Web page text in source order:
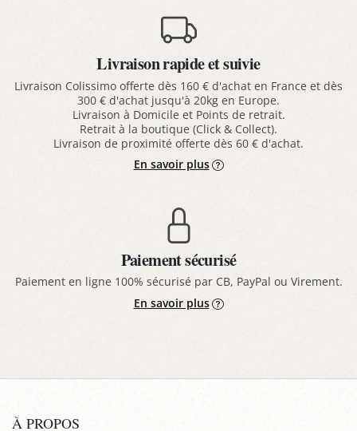
Livraison rapide et suivie
Livraison Colissimo offerte dès 160 € d'achat en France et dès
300 € d'achat jusqu'à 20kg en Europe.
Livraison à Domicile et Points de retrait.
Retrait à la boutique (Click & Collect).
Livraison de proximité offerte dès 60 € d'achat.
En savoir plus
Paiement sécurisé
Paiement en ligne 100% sécurisé par CB, PayPal ou Virement.
En savoir plus
À PROPOS